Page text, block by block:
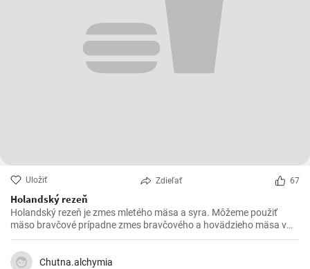
Uložiť Zdieľať 67
Holandský rezeň
Holandský rezeň je zmes mletého mäsa a syra. Môžeme použiť
mäso bravčové prípadne zmes bravčového a hovädzieho mäsa v
pomere 2 : 1.
Chutna.alchymia